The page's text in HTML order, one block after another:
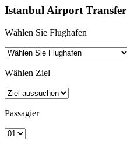
Istanbul Airport Transfer
Wählen Sie Flughafen
Wählen Ziel
Passagier